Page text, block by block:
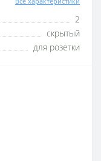
2
скрытый
для розетки